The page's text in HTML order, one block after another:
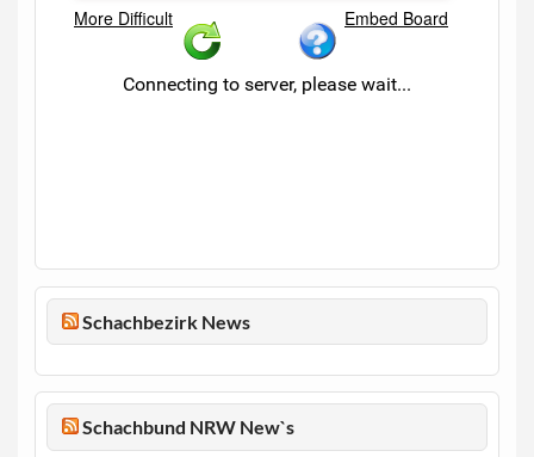
Schachbezirk News
Schachbund NRW New`s